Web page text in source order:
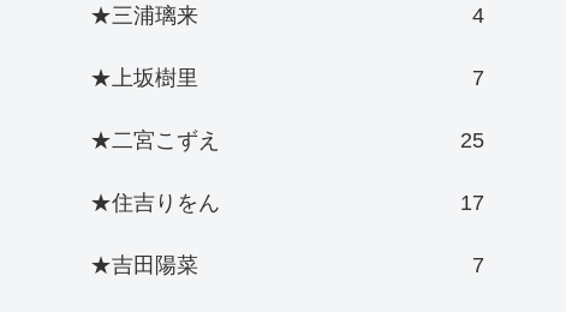
★三浦璃来 4
★上坂樹里 7
★二宮こずえ 25
★住吉りをん 17
★吉田陽菜 7